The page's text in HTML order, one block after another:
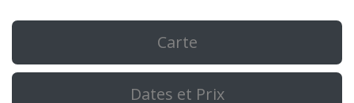
Carte
Dates et Prix